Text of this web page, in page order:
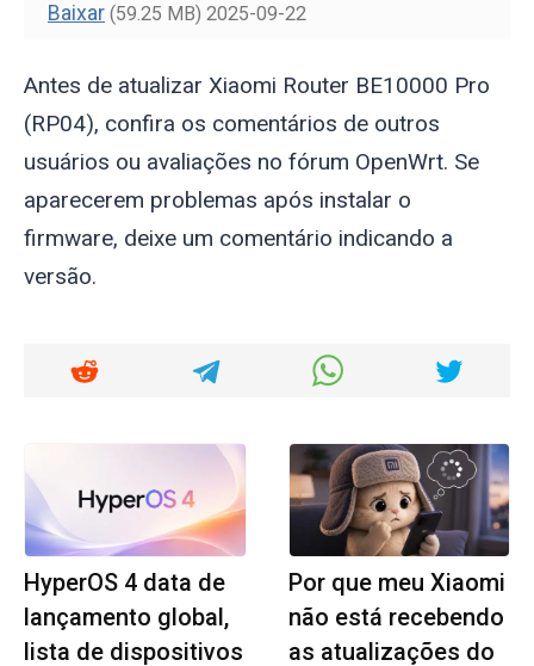
Baixar (59.25 MB) 2025-09-22
Antes de atualizar Xiaomi Router BE10000 Pro
(RP04), confira os comentários de outros
usuários ou avaliações no fórum OpenWrt. Se
aparecerem problemas após instalar o
firmware, deixe um comentário indicando a
versão.
HyperOS 4 data de
lançamento global,
lista de dispositivos
Por que meu Xiaomi
não está recebendo
as atualizações do